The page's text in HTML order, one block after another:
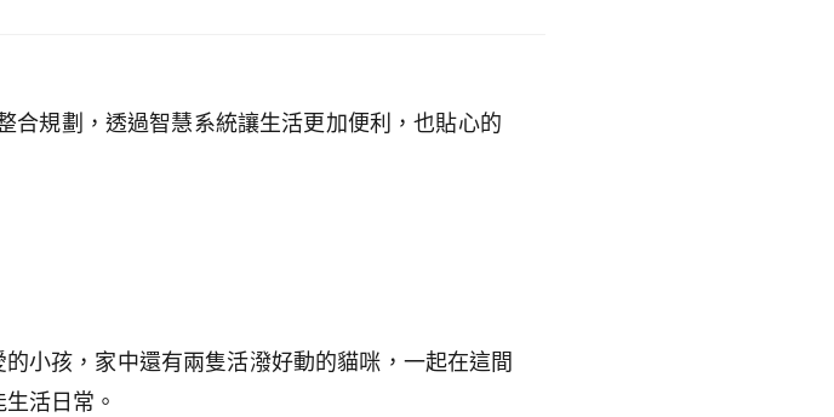
合規劃，透過智慧系統讓生活更加便利，也貼心的
小孩，家中還有兩隻活潑好動的貓咪，一起在這間
活日常。